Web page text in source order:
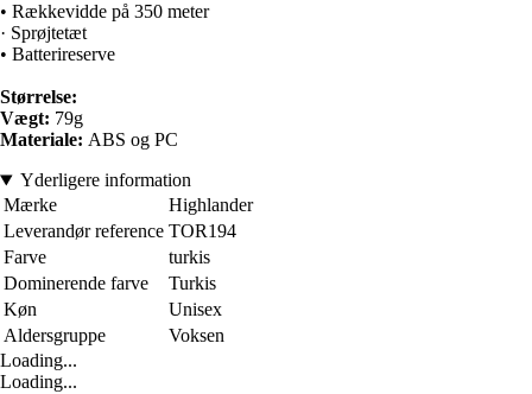
• Rækkevidde på 350 meter
· Sprøjtetæt
• Batterireserve
Størrelse:
Vægt: 79g
Materiale: ABS og PC
Yderligere information
Mærke
Highlander
Leverandør reference TOR194
Farve
turkis
Dominerende farve
Turkis
Køn
Unisex
Aldersgruppe
Voksen
Loading...
Loading...